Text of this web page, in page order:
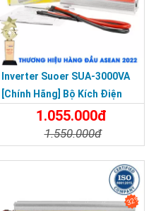
Inverter Suoer SUA-3000VA
[Chính Hãng] Bộ Kích Điện
Lên 220V - Máy Kích Điện
Sóng Sin Mô Phỏng
1.055.000đ
1.550.000đ
32%